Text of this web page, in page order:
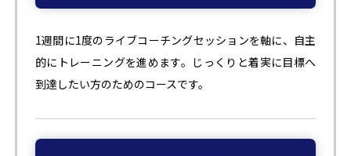
1週間に1度のライブコーチングセッションを軸に、自主
的にトレーニングを進めます。じっくりと着実に目標へ
到達したい方のためのコースです。